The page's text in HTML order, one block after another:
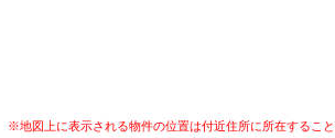
※地図上に表示される物件の位置は付近住所に所在するこ